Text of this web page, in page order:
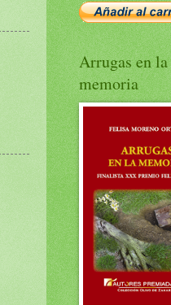
Arrugas en la
memoria